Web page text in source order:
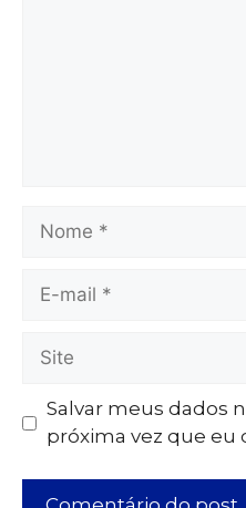
Salvar meus dados
próxima vez que eu